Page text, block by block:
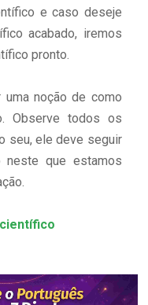
e caso deseje
acabado, iremos
pronto.
noção de como
Observe todos os
seu, ele deve seguir
que estamos